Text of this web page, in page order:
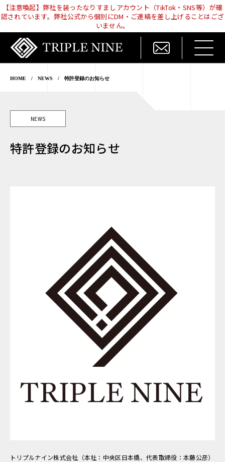
【注意喚起】弊社を装ったなりすましアカウント（TikTok・SNS等）が確
認されています。弊社公式から個別にDM・ご連絡を差し上げることはござ
いません。
HOME / NEWS / 特許登録のお知らせ
NEWS
特許登録のお知らせ
トリプルナイン株式会社（本社：中央区日本橋、代表取締役：本藤公彦）